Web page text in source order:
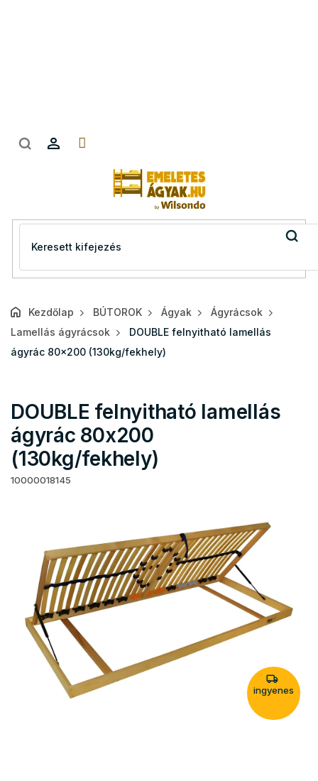
Kezdőlap BÚTOROK Ágyak
Ágyrácsok
Lamellás ágyrácsok
DOUBLE felnyitható lamellás
ágyrác 80x200 (130kg/fekhely)
DOUBLE felnyitható lamellás
ágyrác 80x200
(130kg/fekhely)
10000018145
ingyenes